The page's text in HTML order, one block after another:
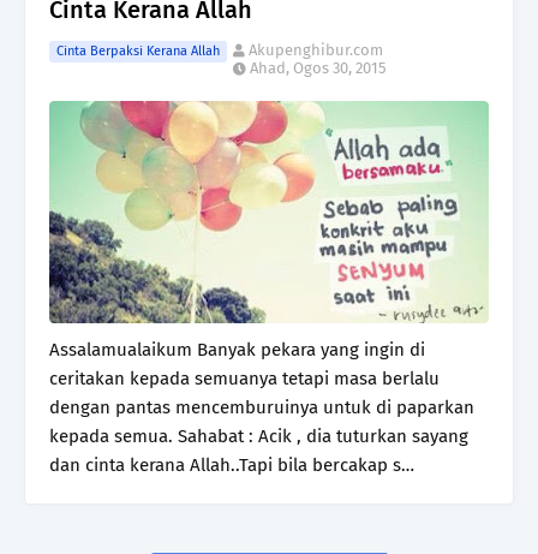
Cinta Kerana Allah
Cinta Berpaksi Kerana Allah
Akupenghibur.com
Ahad, Ogos 30, 2015
Assalamualaikum Banyak pekara yang ingin di
ceritakan kepada semuanya tetapi masa berlalu
dengan pantas mencemburuinya untuk di paparkan
kepada semua. Sahabat : Acik , dia tuturkan sayang
dan cinta kerana Allah..Tapi bila bercakap s…